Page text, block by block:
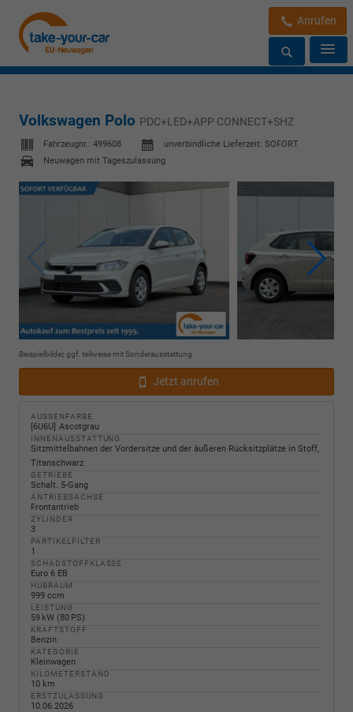
Anrufen
Volkswagen Polo PDC+LED+APP CONNECT+SHZ
Fahrzeugnr.: 499608
unverbindliche Lieferzeit: SOFORT
Neuwagen mit Tageszulassung
Beispielbilder, ggf. teilweise mit Sonderausstattung
Jetzt anrufen
AUSSENFARBE
6U6U Ascotgrau
INNENAUSSTATTUNG
Sitzmittelbahnen der Vordersitze und der äußeren Rücksitzplätze in Stoff,
Titanschwarz
GETRIEBE
Schalt. 5-Gang
ANTRIEBSACHSE
Frontantrieb
ZYLINDER
3
PARTIKELFILTER
1
SCHADSTOFFKLASSE
Euro 6 EB
HUBRAUM
999 ccm
LEISTUNG
59 kW (80 PS)
KRAFTSTOFF
Benzin
KATEGORIE
Kleinwagen
KILOMETERSTAND
10 km
ERSTZULASSUNG
10.06.2026